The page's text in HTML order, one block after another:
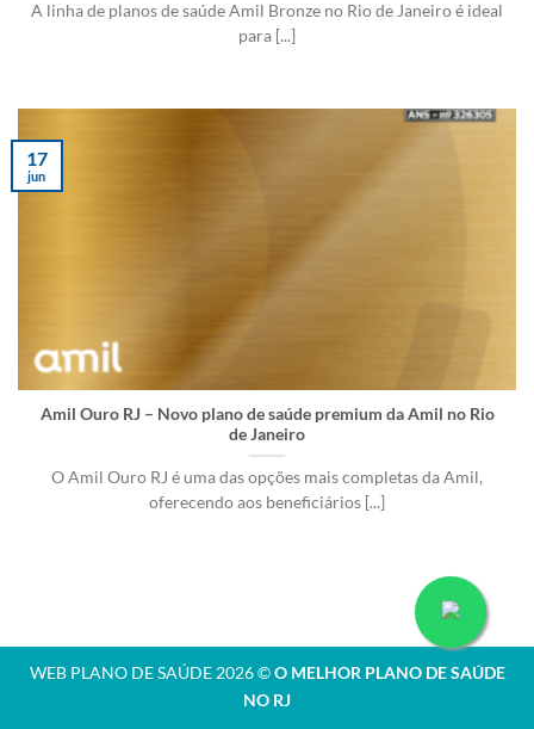
A linha de planos de saúde Amil Bronze no Rio de Janeiro é ideal
para [...]
Amil Ouro RJ – Novo plano de saúde premium da Amil no Rio
de Janeiro
O Amil Ouro RJ é uma das opções mais completas da Amil,
oferecendo aos beneficiários [...]
17
jun
WEB PLANO DE SAÚDE 2026 ©O MELHOR PLANO DE SAÚDE
NO RJ